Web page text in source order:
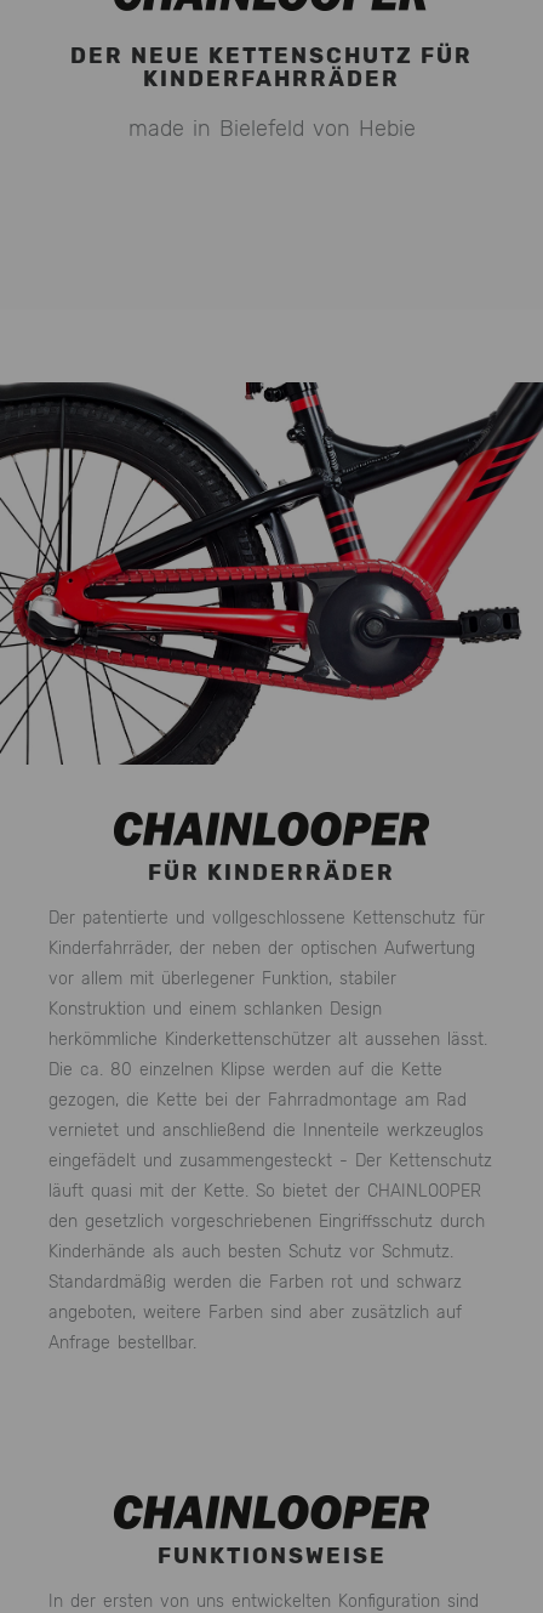
DER NEUE KETTENSCHUTZ FÜR
KINDERFAHRRÄDER
made in Bielefeld von Hebie
FÜR KINDERRÄDER
Der patentierte und vollgeschlossene Kettenschutz für
Kinderfahrräder, der neben der optischen Aufwertung
vor allem mit überlegener Funktion, stabiler
Konstruktion und einem schlanken Design
herkömmliche Kinderkettenschützer alt aussehen lässt.
Die ca. 80 einzelnen Klipse werden auf die Kette
gezogen, die Kette bei der Fahrradmontage am Rad
vernietet und anschließend die Innenteile werkzeuglos
eingefädelt und zusammengesteckt - Der Kettenschutz
läuft quasi mit der Kette. So bietet der CHAINLOOPER
den gesetzlich vorgeschriebenen Eingriffsschutz durch
Kinderhände als auch besten Schutz vor Schmutz.
Standardmäßig werden die Farben rot und schwarz
angeboten, weitere Farben sind aber zusätzlich auf
Anfrage bestellbar.
FUNKTIONSWEISE
In der ersten von uns entwickelten Konfiguration sind